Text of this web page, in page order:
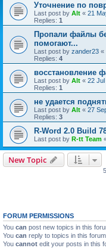
Уточнение по
Last post by Alt « 21
Replies: 1
Пропали файлы
помогают...
Last post by zander23 «
Replies: 4
восстановление
Last post by Alt « 22 Jul
Replies: 1
не удается
Last post by Alt « 27
Replies: 3
R-Word 2.0 Build
Last post by R-tt Team
New Topic
FORUM PERMISSIONS
You can post new topics in this
You can reply to topics in this forum
You cannot edit your posts in this